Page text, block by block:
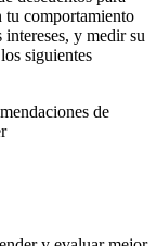
tu comportamiento
y medir su
siguientes
de